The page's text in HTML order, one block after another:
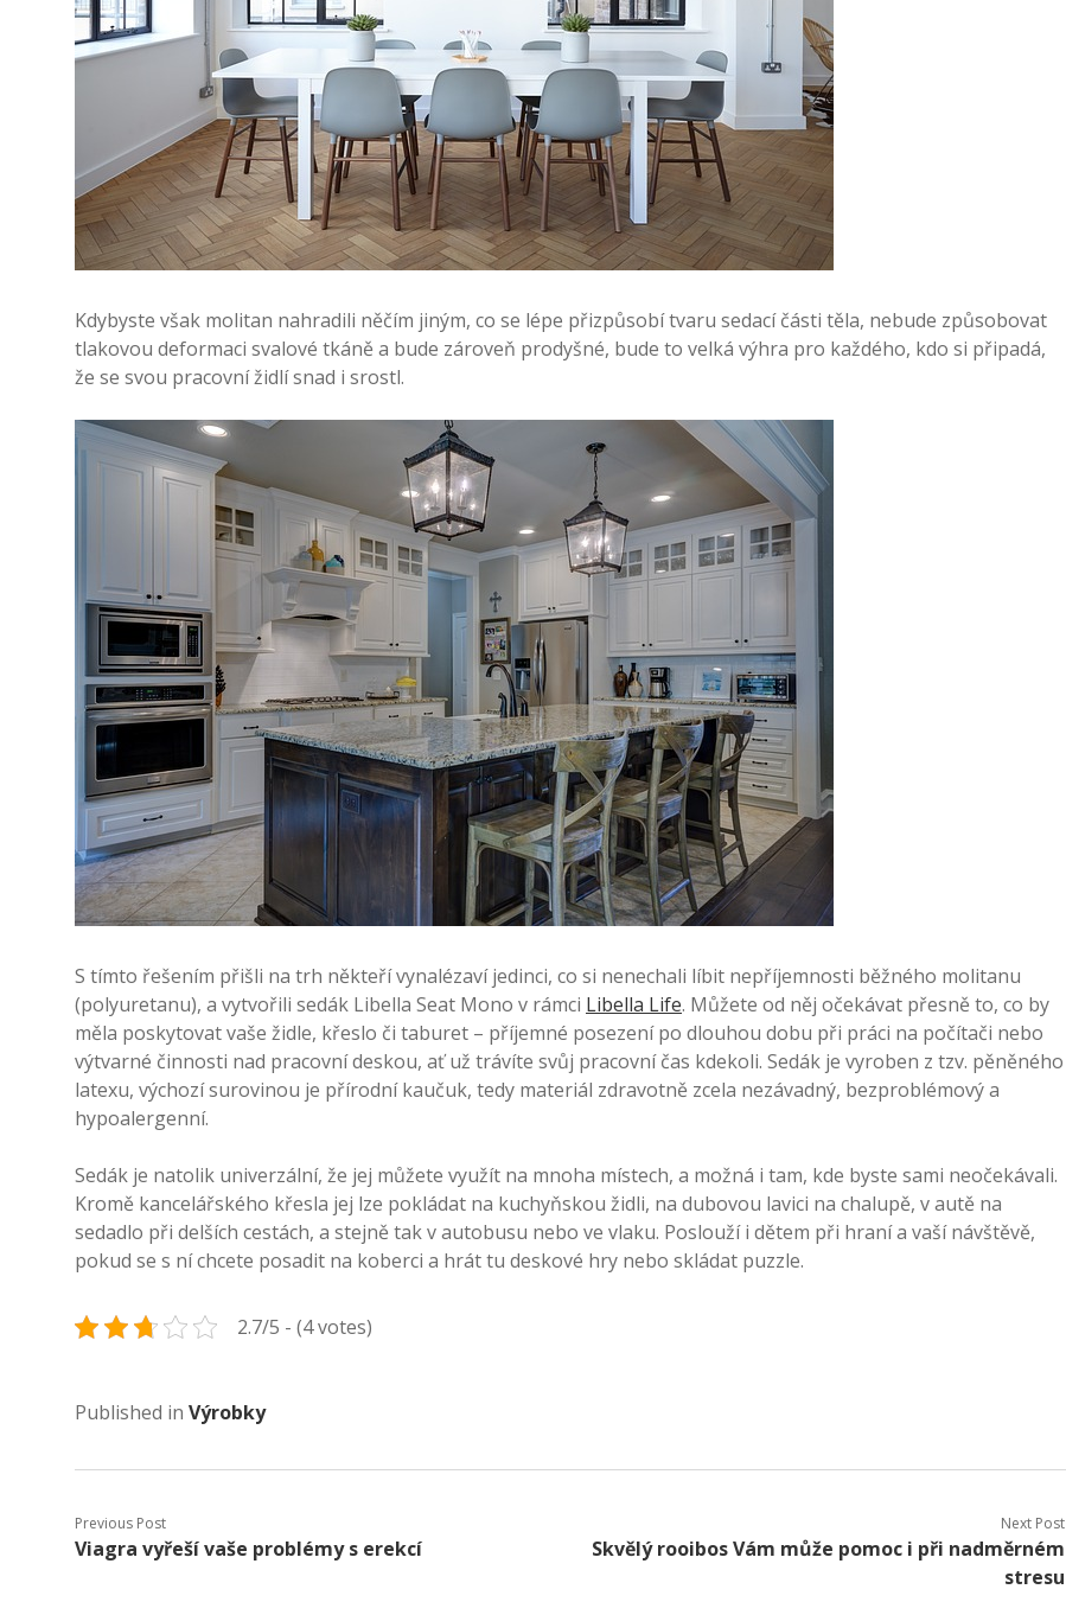
Kdybyste však molitan nahradili něčím jiným, co se lépe přizpůsobí tvaru sedací části těla, nebude způsobovat
tlakovou deformaci svalové tkáně a bude zároveň prodyšné, bude to velká výhra pro každého, kdo si připadá,
že se svou pracovní židlí snad i srostl.
S tímto řešením přišli na trh někteří vynalézaví jedinci, co si nenechali líbit nepříjemnosti běžného molitanu
(polyuretanu), a vytvořili sedák Libella Seat Mono v rámci Libella Life. Můžete od něj očekávat přesně to, co by
měla poskytovat vaše židle, křeslo či taburet – příjemné posezení po dlouhou dobu při práci na počítači nebo
výtvarné činnosti nad pracovní deskou, ať už trávíte svůj pracovní čas kdekoli. Sedák je vyroben z tzv. pěněného
latexu, výchozí surovinou je přírodní kaučuk, tedy materiál zdravotně zcela nezávadný, bezproblémový a
hypoalergenní.
Sedák je natolik univerzální, že jej můžete využít na mnoha místech, a možná i tam, kde byste sami neočekávali.
Kromě kancelářského křesla jej lze pokládat na kuchyňskou židli, na dubovou lavici na chalupě, v autě na
sedadlo při delších cestách, a stejně tak v autobusu nebo ve vlaku. Poslouží i dětem při hraní a vaší návštěvě,
pokud se s ní chcete posadit na koberci a hrát tu deskové hry nebo skládat puzzle.
2.7/5 - (4 votes)
Published in Výrobky
Previous Post
Viagra vyřeší vaše problémy s erekcí
Next Post
Skvělý rooibos Vám může pomoc i při nadměrném
stresu